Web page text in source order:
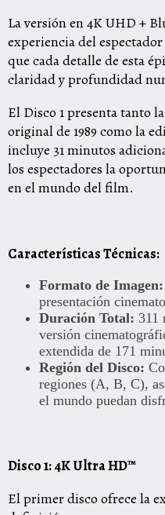
La versión en 4K UHD +
experiencia del
que cada detalle de esta
claridad y profundidad
El Disco 1 presenta tanto
original de 1989 como la
incluye 31 minutos
los espectadores la
en el mundo del film.
Características Técnicas:
Formato de Imagen:
presentación
Duración Total: 311
versión
extendida de 171
Región del Disco:
regiones (A, B, C),
el mundo puedan
Disco 1: 4K Ultra HD™
El primer disco ofrece la